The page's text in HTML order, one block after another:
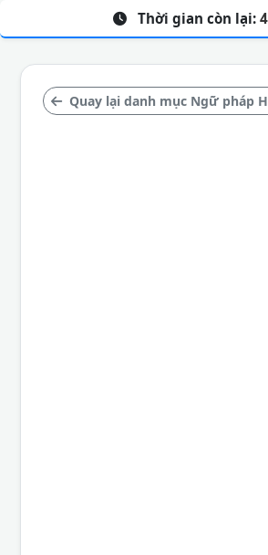
Quay lại danh mục Ngữ pháp
Thời gian còn lại: